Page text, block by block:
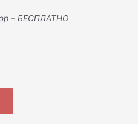
– БЕСПЛАТНО